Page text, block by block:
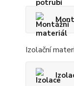
Izolační